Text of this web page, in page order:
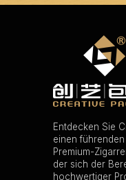
Entdecken Sie
einen
Premium-
der sich der
hochwertiger